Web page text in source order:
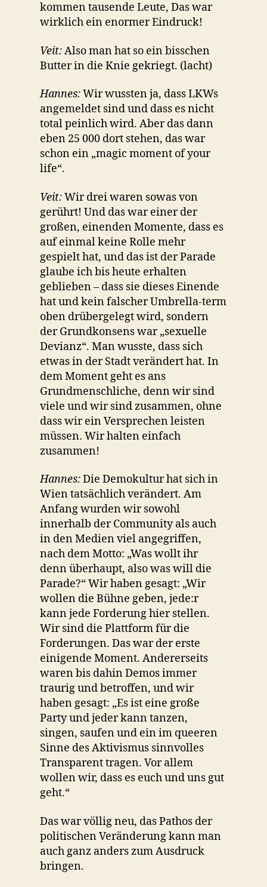
kommen tausende Leute, Das war
wirklich ein enormer Eindruck!
Veit:Also man hat so ein bisschen
Butter in die Knie gekriegt. (lacht)
Hannes:Wir wussten ja, dass LKWs
angemeldet sind und dass es nicht
total peinlich wird. Aber das dann
eben 25 000 dort stehen, das war
schon ein „magic moment of your
life“.
Veit:Wir drei waren sowas von
gerührt! Und das war einer der
großen, einenden Momente, dass es
auf einmal keine Rolle mehr
gespielt hat, und das ist der Parade
glaube ich bis heute erhalten
geblieben – dass sie dieses Einende
hat und kein falscher Umbrella-term
oben drübergelegt wird, sondern
der Grundkonsens war „sexuelle
Devianz“. Man wusste, dass sich
etwas in der Stadt verändert hat. In
dem Moment geht es ans
Grundmenschliche, denn wir sind
viele und wir sind zusammen, ohne
dass wir ein Versprechen leisten
müssen. Wir halten einfach
zusammen!
Hannes:Die Demokultur hat sich in
Wien tatsächlich verändert. Am
Anfang wurden wir sowohl
innerhalb der Community als auch
in den Medien viel angegriffen,
nach dem Motto: „Was wollt ihr
denn überhaupt, also was will die
Parade?“ Wir haben gesagt: „Wir
wollen die Bühne geben, jede:r
kann jede Forderung hier stellen.
Wir sind die Plattform für die
Forderungen. Das war der erste
einigende Moment. Andererseits
waren bis dahin Demos immer
traurig und betroffen, und wir
haben gesagt: „Es ist eine große
Party und jeder kann tanzen,
singen, saufen und ein im queeren
Sinne des Aktivismus sinnvolles
Transparent tragen. Vor allem
wollen wir, dass es euch und uns gut
geht.“
Das war völlig neu, das Pathos der
politischen Veränderung kann man
auch ganz anders zum Ausdruck
bringen.